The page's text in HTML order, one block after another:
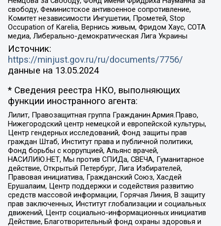
свободу, Феминистское антивоенное сопротивление,
Комитет независимости Ингушетии, Прометей, Stop
Occupation of Karelia, Вернись живым, Фридом Хаус, СОТА
медиа, Либерально-демократическая Лига Украины
Источник:
https://minjust.gov.ru/ru/documents/7756/
данные на 13.05.2024
* Сведения реестра НКО, выполняющих
функции иностранного агента:
Лилит, Правозащитная группа Гражданин.Армия.Право,
Нижегородский центр немецкой и европейской культуры,
Центр гендерных исследований, Фонд защиты прав
граждан Штаб, Институт права и публичной политики,
Фонд борьбы с коррупцией, Альянс врачей,
НАСИЛИЮ.НЕТ, Мы против СПИДа, СВЕЧА, Гуманитарное
действие, Открытый Петербург, Лига Избирателей,
Правовая инициатива, Гражданский Союз, Хасдей
Ерушалаим, Центр поддержки и содействия развитию
средств массовой информации, Горячая Линия, В защиту
прав заключенных, Институт глобализации и социальных
движений, Центр социально-информационных инициатив
Действие, Благотворительный фонд охраны здоровья и